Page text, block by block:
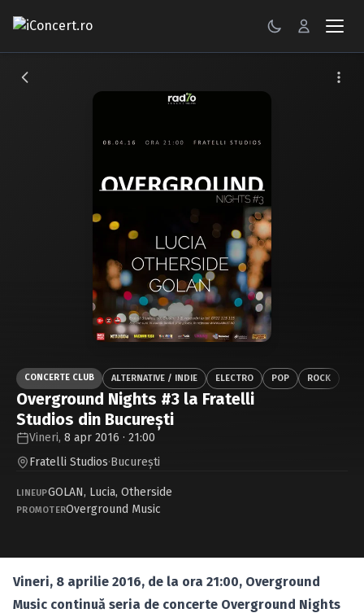
CONCERTE
Caută în site...
CONCERTE CLUB ALTERNATIVE / INDIE ELECTRO POP ROCK
Overground Nights #3 la Fratelli
Studios din Bucureşti
Vineri, 8 apr 2016 · 21:00
Fratelli Studios·Bucureşti
LINEUPGOLAN, Lucia, Otherside
PROMOTEROverground Music
Vineri, 8 aprilie 2016, de la ora 21:00, Overground
Music continuă seria de concerte Overground Nights